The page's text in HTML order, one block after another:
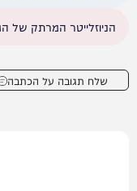
הניוזלייטר המרתק של
שלח תגובה על הכתבה